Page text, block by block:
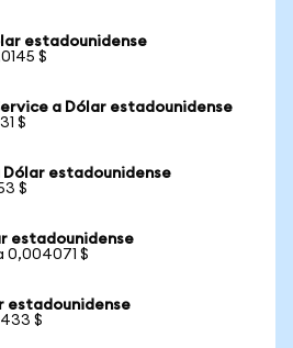
estadounidense
$
a Dólar estadounidense
$
Dólar estadounidense
$
estadounidense
0,004071 $
estadounidense
$